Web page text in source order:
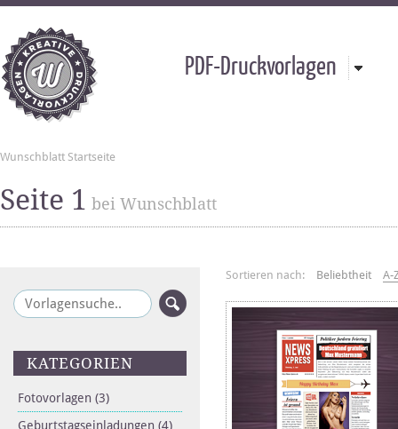
PDF-Druckvorlagen
Wunschblatt Startseite
Seite 1 bei Wunschblatt
KATEGORIEN
Fotovorlagen (3)
Geburtstagseinladungen (4)
Sortieren nach: Beliebtheit A-